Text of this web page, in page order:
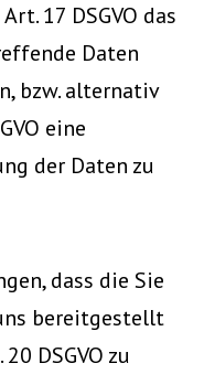
17 DSGVO das
Daten
bzw. alternativ
eine
der Daten zu
dass die Sie
bereitgestellt
DSGVO zu